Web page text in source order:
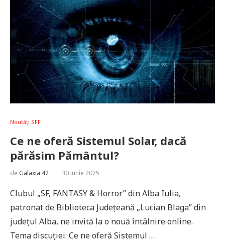
Noutăți SFF
Ce ne oferă Sistemul Solar, dacă
părăsim Pământul?
de Galaxia 42 30 iunie 2025
Clubul „SF, FANTASY & Horror” din Alba Iulia,
patronat de Biblioteca Județeană „Lucian Blaga” din
județul Alba, ne invită la o nouă întâlnire online.
Tema discuției: Ce ne oferă Sistemul …